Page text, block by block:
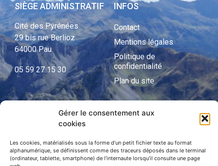
Gérer le consentement aux
cookies
Les cookies, matérialisés sous la forme d’un petit fichier texte au format
alphanumérique, se définissent comme des traceurs déposés dans le terminal
(ordinateur, tablette, smartphone) de l’internaute lorsqu’il consulte une page
SIÈGE ADMINISTRATIF
Cité des Pyrénées
29 bis rue Berlioz
64000 Pau
05 59 27 15 30
INFOS
Contact
Mentions légales
Politique de
confidentialité
Plan du site
Parc national des Pyrénées